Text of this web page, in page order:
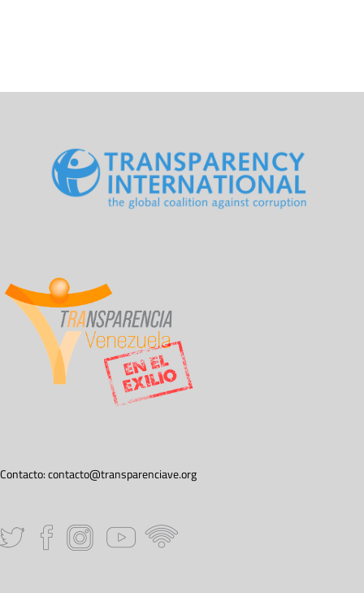
Contacto:contacto@transparenciave.org